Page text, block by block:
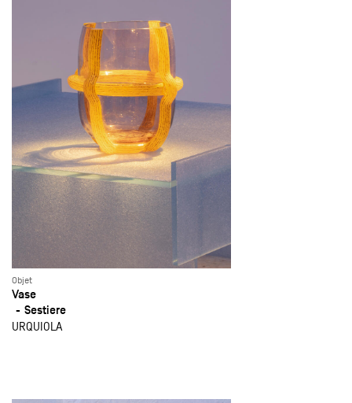
Objet
Vase
Sestiere
URQUIOLA